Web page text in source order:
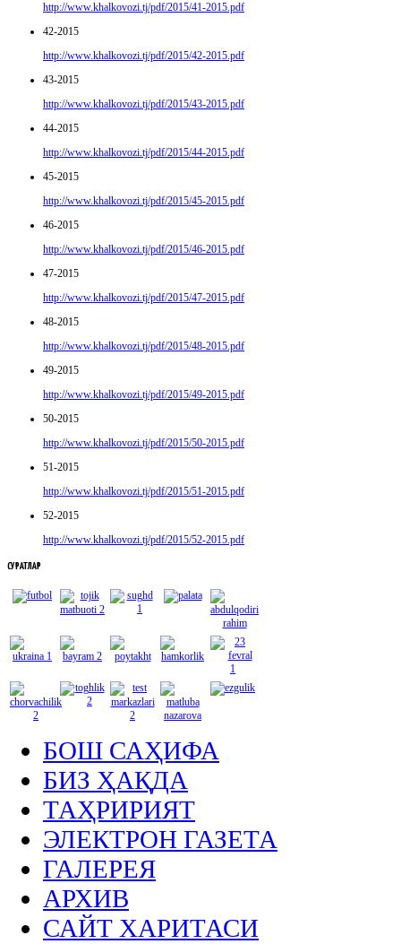
http://www.khalkovozi.tj/pdf/2015/41-2015.pdf
42-2015
http://www.khalkovozi.tj/pdf/2015/42-2015.pdf
43-2015
http://www.khalkovozi.tj/pdf/2015/43-2015.pdf
44-2015
http://www.khalkovozi.tj/pdf/2015/44-2015.pdf
45-2015
http://www.khalkovozi.tj/pdf/2015/45-2015.pdf
46-2015
http://www.khalkovozi.tj/pdf/2015/46-2015.pdf
47-2015
http://www.khalkovozi.tj/pdf/2015/47-2015.pdf
48-2015
http://www.khalkovozi.tj/pdf/2015/48-2015.pdf
49-2015
http://www.khalkovozi.tj/pdf/2015/49-2015.pdf
50-2015
http://www.khalkovozi.tj/pdf/2015/50-2015.pdf
51-2015
http://www.khalkovozi.tj/pdf/2015/51-2015.pdf
52-2015
http://www.khalkovozi.tj/pdf/2015/52-2015.pdf
СУРАТЛАР
БОШ САҲИФА
БИЗ ҲАҚДА
ТАҲРИРИЯТ
ЭЛЕКТРОН ГАЗЕТА
ГАЛЕРЕЯ
АРХИВ
САЙТ ХАРИТАСИ